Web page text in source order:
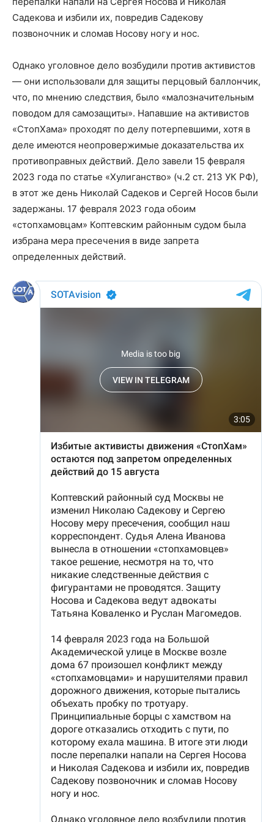
Садекова и избили их, повредив Садекову
позвоночник и сломав Носову ногу и нос.
Однако уголовное дело возбудили против активистов
— они использовали для защиты перцовый баллончик,
что, по мнению следствия, было «малозначительным
поводом для самозащиты». Напавшие на активистов
«СтопХама» проходят по делу потерпевшими, хотя в
деле имеются неопровержимые доказательства их
противоправных действий. Дело завели 15 февраля
2023 года по статье «Хулиганство» (ч.2 ст. 213 УК РФ),
в этот же день Николай Садеков и Сергей Носов были
задержаны. 17 февраля 2023 года обоим
«стопхамовцам» Коптевским районным судом была
избрана мера пресечения в виде запрета
определенных действий.